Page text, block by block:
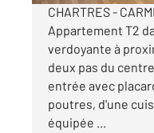
CHARTRES -
Appartement T2
verdoyante à
deux pas du
entrée avec
poutres, d'une
équipée ...